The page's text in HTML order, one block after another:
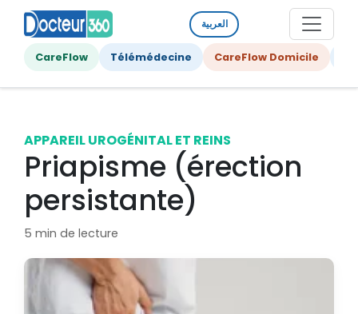
العربية
CareFlow Télémédecine CareFlow Domicile
APPAREIL UROGÉNITAL ET REINS
Priapisme (érection
persistante)
5 min de lecture